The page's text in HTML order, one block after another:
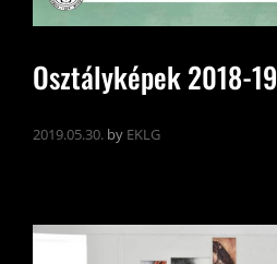
Osztályképek 2018-19
2019.05.30. by EKLG